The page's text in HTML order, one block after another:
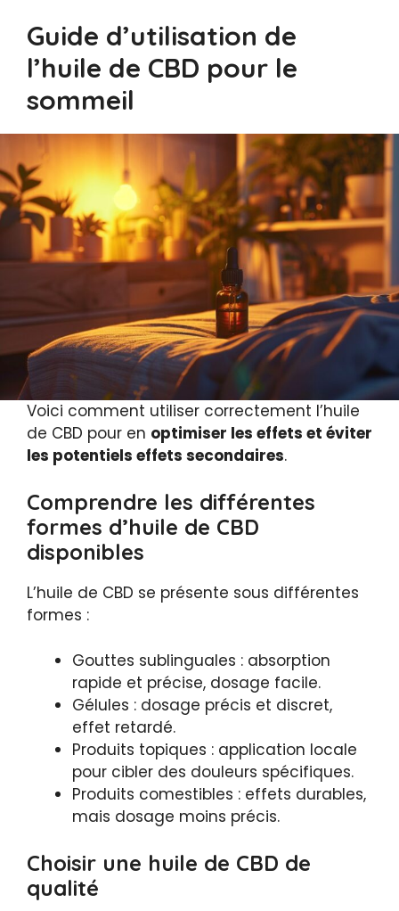
Guide d’utilisation de
l’huile de CBD pour le
sommeil
Voici comment utiliser correctement l’huile
de CBD pour en optimiser les effets et éviter
les potentiels effets secondaires.
Comprendre les différentes
formes d’huile de CBD
disponibles
L’huile de CBD se présente sous différentes
formes :
Gouttes sublinguales : absorption
rapide et précise, dosage facile.
Gélules : dosage précis et discret,
effet retardé.
Produits topiques : application locale
pour cibler des douleurs spécifiques.
Produits comestibles : effets durables,
mais dosage moins précis.
Choisir une huile de CBD de
qualité